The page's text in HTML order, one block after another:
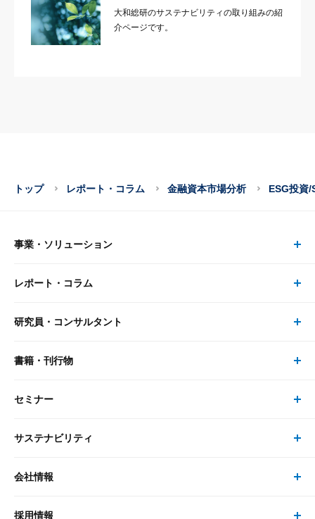
大和総研のサステナビリティの取り組みの紹
介ページです。
トップ レポート・コラム 金融資本市場分析 ESG投資/
事業・ソリューション
事業・ソリューション トップ
リサーチ
大和総研の強み
レポート・コラム
レポート・コラム トップ
最新のレポート・コラム
研究員・コンサルタント
研究員・コンサルタント トップ
研究員
書籍・刊行物
書籍・刊行物 トップ
書籍
セミナー
セミナー トップ
現在受付中のセミナー・イベント
サステナビリティ
サステナビリティの取り組み
会社情報
採用情報